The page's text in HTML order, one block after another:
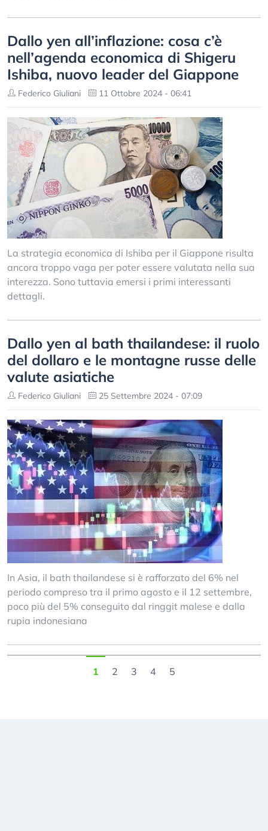
Dallo yen all’inflazione: cosa c’è
nell’agenda economica di Shigeru
Ishiba, nuovo leader del Giappone
Federico Giuliani 11 Ottobre 2024 - 06:41
La strategia economica di Ishiba per il Giappone risulta
ancora troppo vaga per poter essere valutata nella sua
interezza. Sono tuttavia emersi i primi interessanti
dettagli.
Dallo yen al bath thailandese: il ruolo
del dollaro e le montagne russe delle
valute asiatiche
Federico Giuliani 25 Settembre 2024 - 07:09
In Asia, il bath thailandese si è rafforzato del 6% nel
periodo compreso tra il primo agosto e il 12 settembre,
poco più del 5% conseguito dal ringgit malese e dalla
rupia indonesiana
1 2 3 4 5